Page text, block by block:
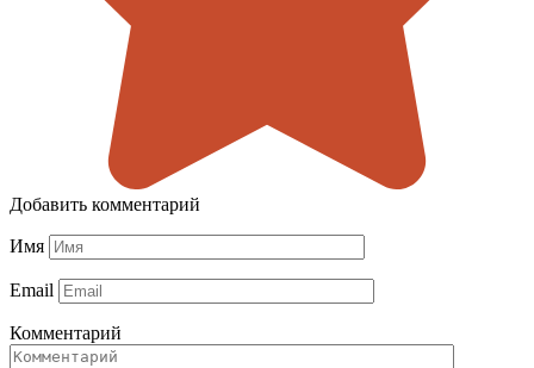
Добавить комментарий
Имя
Email
Комментарий